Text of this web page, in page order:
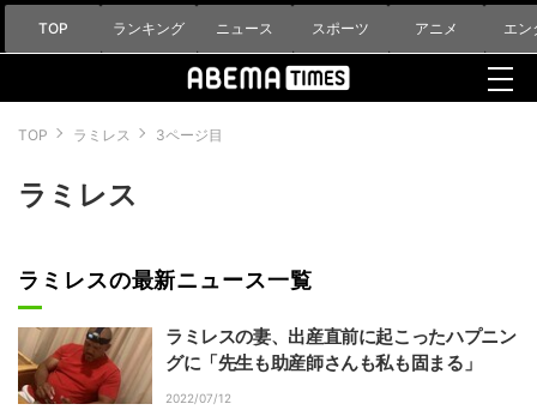
TOP ランキング ニュース スポーツ アニメ エン
TOP ラミレス 3ページ目
ラミレス
ラミレスの最新ニュース一覧
ラミレスの妻、出産直前に起こったハプニン
グに「先生も助産師さんも私も固まる」
2022/07/12